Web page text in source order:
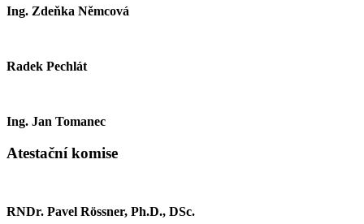
Ing. Zdeňka Němcová
Radek Pechlát
Ing. Jan Tomanec
Atestační komise
RNDr. Pavel Rössner, Ph.D., DSc.